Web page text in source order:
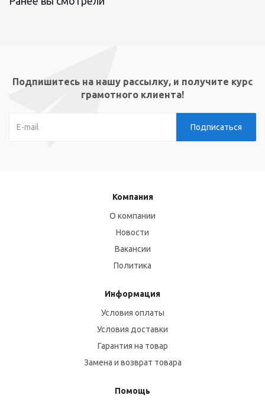
Подпишитесь на нашу рассылку, и получите курс
грамотного клиента!
Компания
О компании
Новости
Вакансии
Политика
Информация
Условия оплаты
Условия доставки
Гарантия на товар
Замена и возврат товара
Помощь